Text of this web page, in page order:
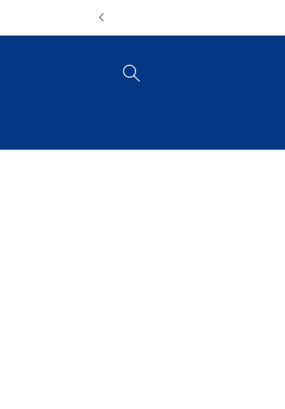
контенту